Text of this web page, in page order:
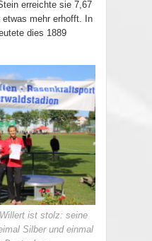
erreichte sie 7,67
mehr erhofft. In
dies 1889
ist stolz: seine
Silber und einmal